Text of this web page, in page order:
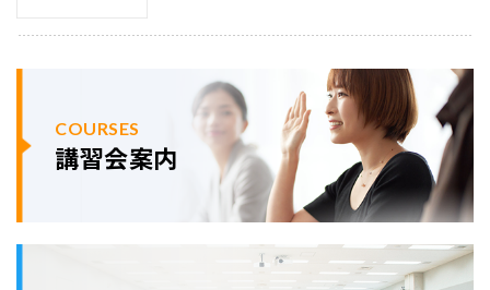
COURSES
講習会案内